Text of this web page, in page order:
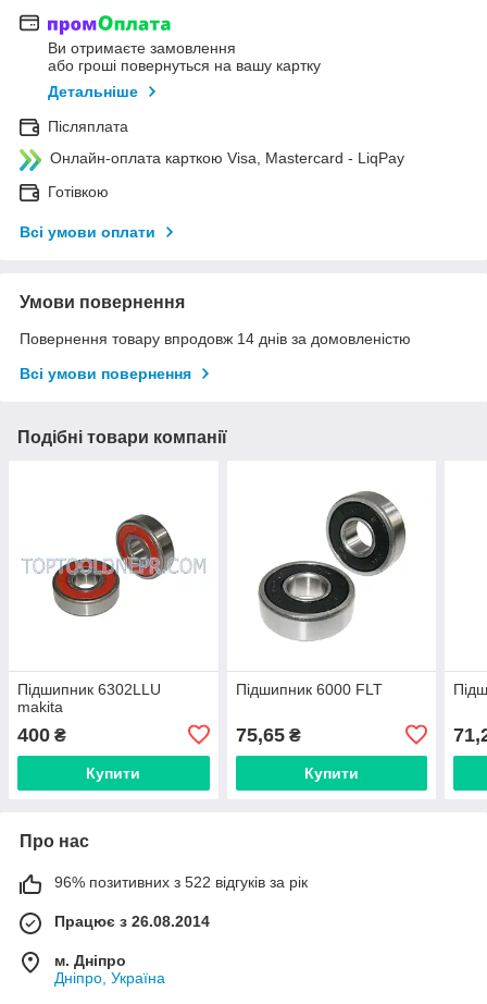
Ви отримаєте замовлення
або гроші повернуться на вашу картку
Детальніше
Післяплата
Онлайн-оплата карткою Visa, Mastercard - LiqPay
Готівкою
Всі умови оплати
Умови повернення
Повернення товару впродовж 14 днів за домовленістю
Всі умови повернення
Подібні товари компанії
Підшипник 6302LLU
makita
400 ₴
Купити
Підшипник 6000 FLT
75,65₴
Купити
Про нас
96% позитивних з 522 відгуків за рік
Працює з 26.08.2014
м. Дніпро
Дніпро, Україна